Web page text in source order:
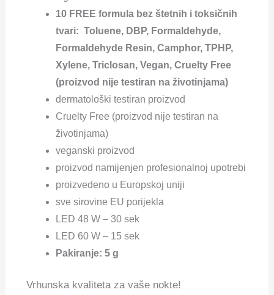
10 FREE formula bez štetnih i toksičnih
tvari: Toluene, DBP, Formaldehyde,
Formaldehyde Resin, Camphor, TPHP,
Xylene, Triclosan, Vegan, Cruelty Free
(proizvod nije testiran na životinjama)
dermatološki testiran proizvod
Cruelty Free (proizvod nije testiran na
životinjama)
veganski proizvod
proizvod namijenjen profesionalnoj upotrebi
proizvedeno u Europskoj uniji
sve sirovine EU porijekla
LED 48 W – 30 sek
LED 60 W – 15 sek
Pakiranje: 5 g
Vrhunska kvaliteta za vaše nokte!